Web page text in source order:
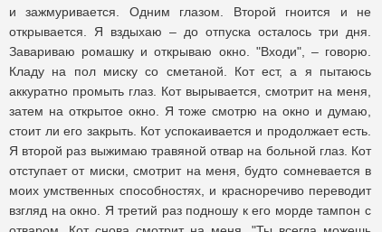
и зажмуривается. Одним глазом. Второй гноится и не
открывается. Я вздыхаю – до отпуска осталось три дня.
Завариваю ромашку и открываю окно. "Входи", – говорю.
Кладу на пол миску со сметаной. Кот ест, а я пытаюсь
аккуратно промыть глаз. Кот вырывается, смотрит на меня,
затем на открытое окно. Я тоже смотрю на окно и думаю,
стоит ли его закрыть. Кот успокаивается и продолжает есть.
Я второй раз выжимаю травяной отвар на больной глаз. Кот
отступает от миски, смотрит на меня, будто сомневается в
моих умственных способностях, и красноречиво переводит
взгляд на окно. Я третий раз подношу к его морде тампон с